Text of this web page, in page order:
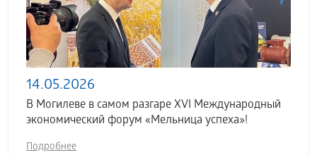
14.05.2026
В Могилеве в самом разгаре XVI Международный
экономический форум «Мельница успеха»!
Подробнее